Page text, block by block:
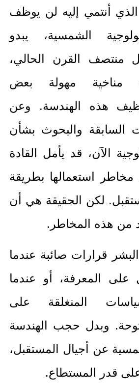
أنتمي إليه لن يوظف
الشمسية، يبدو
منتصف القرن الحالي،
مناخية مهولة بعض
هذه الهندسة. وعن
السابقة والبحوث بشأن
الآن، قد يأمل القادة
استعمالها بطريقة
لكن الحقيقة هي أن
من هذه المخاطر.
البشر قرارات صائبة عندما
على المعرفة، أو عندما
المنغلقة على
وبدل حجب الهندسة
عن أجيال المستقبل،
قدر المستطاع.